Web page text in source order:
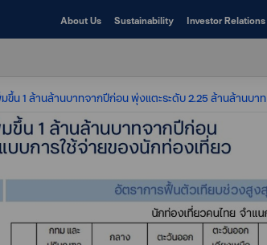
About Us Sustainability Investor Relations
ขึ้น 1 ล้านล้านบาทจากปีก่อน พุ่งแตะระดับ 2.25 ล้านล้านบาท